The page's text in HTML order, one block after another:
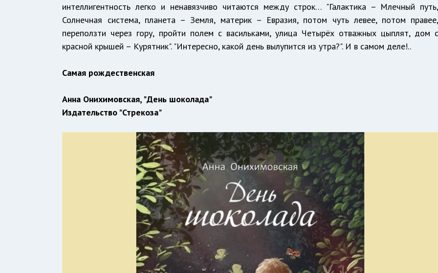
интеллигентность легко и ненавязчиво читаются между строк… "Галактика – Млечный путь,
Солнечная система, планета – Земля, материк – Евразия, потом чуть левее, потом правее,
переползти через гору, пройти полем с васильками, улица Четырёх отважных цыплят, дом с
красной крышей – Курятник". "Интересно, какой день вылупится из утра?". И в самом деле!..
Самая рождественская
Анна Онихимовская, "День шоколада"
Издательство "Стрекоза"